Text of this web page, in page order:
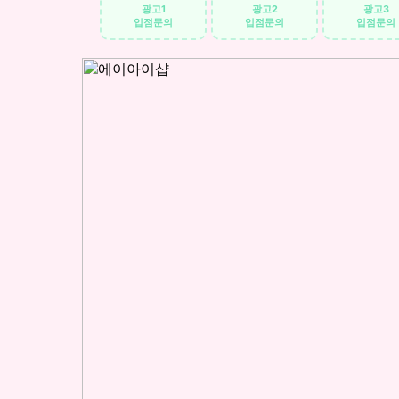
광고1
입점문의
광고2
입점문의
광고3
입점문의